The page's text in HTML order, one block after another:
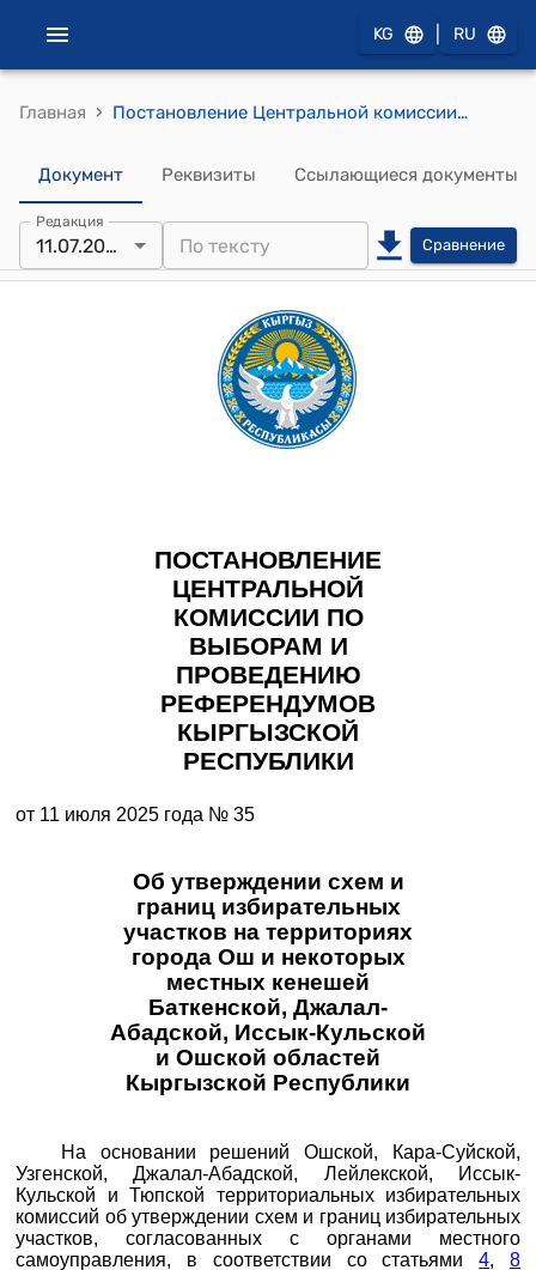
KG RU
Главная › Постановление Центральной комиссии по выборам и проведению референдумов КР от 11 июля 2025 года № 35 "Об утверждении схем и границ избирательных участков на территориях города Ош и некоторых местных кенешей Баткенской, Джалал-Абадской, Иссык-Кульской и Ошской областей Кыргызской Республики"
Документ Реквизиты Ссылающиеся документы
Редакция
11.07.2025 Сравнение